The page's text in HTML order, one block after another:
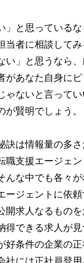
」と思っている
者に相談してみ
い」と思うなら
あなた自身に
ないと言って
賢明でしょう。
訣は情報量の多
支援エージェン
な中でも各々
ジェントに依頼
開求人なるもの
できる求人が
好条件の企業の